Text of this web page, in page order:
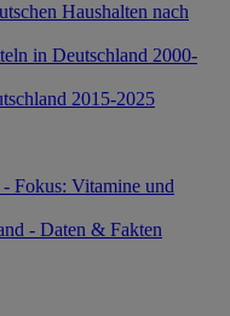
Haushalten nach
in Deutschland 2000-
2015-2025
Fokus: Vitamine und
- Daten & Fakten